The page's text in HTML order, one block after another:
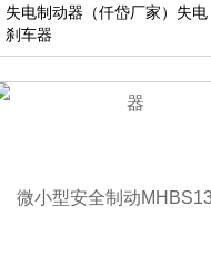
失电制动器（仟岱厂家）失电
刹车器